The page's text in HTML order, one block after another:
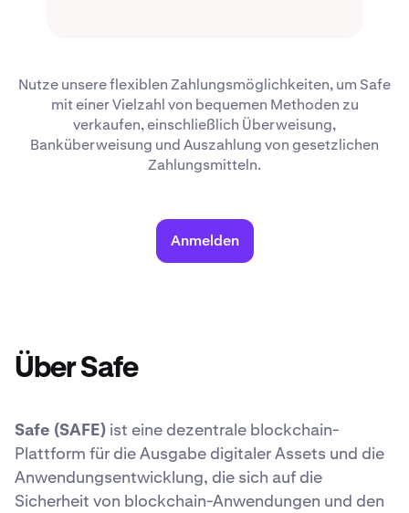
Nutze unsere flexiblen Zahlungsmöglichkeiten, um Safe
mit einer Vielzahl von bequemen Methoden zu
verkaufen, einschließlich Überweisung,
Banküberweisung und Auszahlung von gesetzlichen
Zahlungsmitteln.
Anmelden
Über Safe
Safe (SAFE) ist eine dezentrale blockchain-
Plattform für die Ausgabe digitaler Assets und die
Anwendungsentwicklung, die sich auf die
Sicherheit von blockchain-Anwendungen und den